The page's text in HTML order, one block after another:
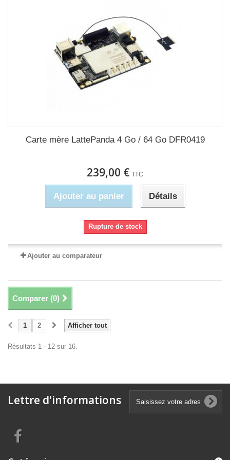
Carte mère LattePanda 4 Go / 64 Go DFR0419
239,00 € TTC
Ajouter au panier Détails
Rupture de stock
Ajouter au comparateur
Comparer (0)
Afficher tout
1 2
Résultats 1 - 12 sur 16.
Lettre d'informations